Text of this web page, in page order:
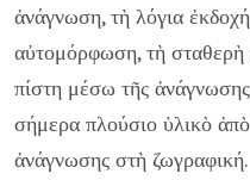
ἀνάγνωση, τὴ λόγια
αὐτομόρφωση, τὴ
πίστη μέσω τῆς
σήμερα πλούσιο ὑλικὸ
ἀνάγνωσης στὴ ζωγραφική.